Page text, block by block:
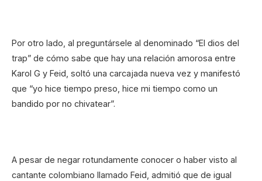
Por otro lado, al preguntársele al denominado “El dios del
trap” de cómo sabe que hay una relación amorosa entre
Karol G y Feid, soltó una carcajada nueva vez y manifestó
que “yo hice tiempo preso, hice mi tiempo como un
bandido por no chivatear”.
A pesar de negar rotundamente conocer o haber visto al
cantante colombiano llamado Feid, admitió que de igual